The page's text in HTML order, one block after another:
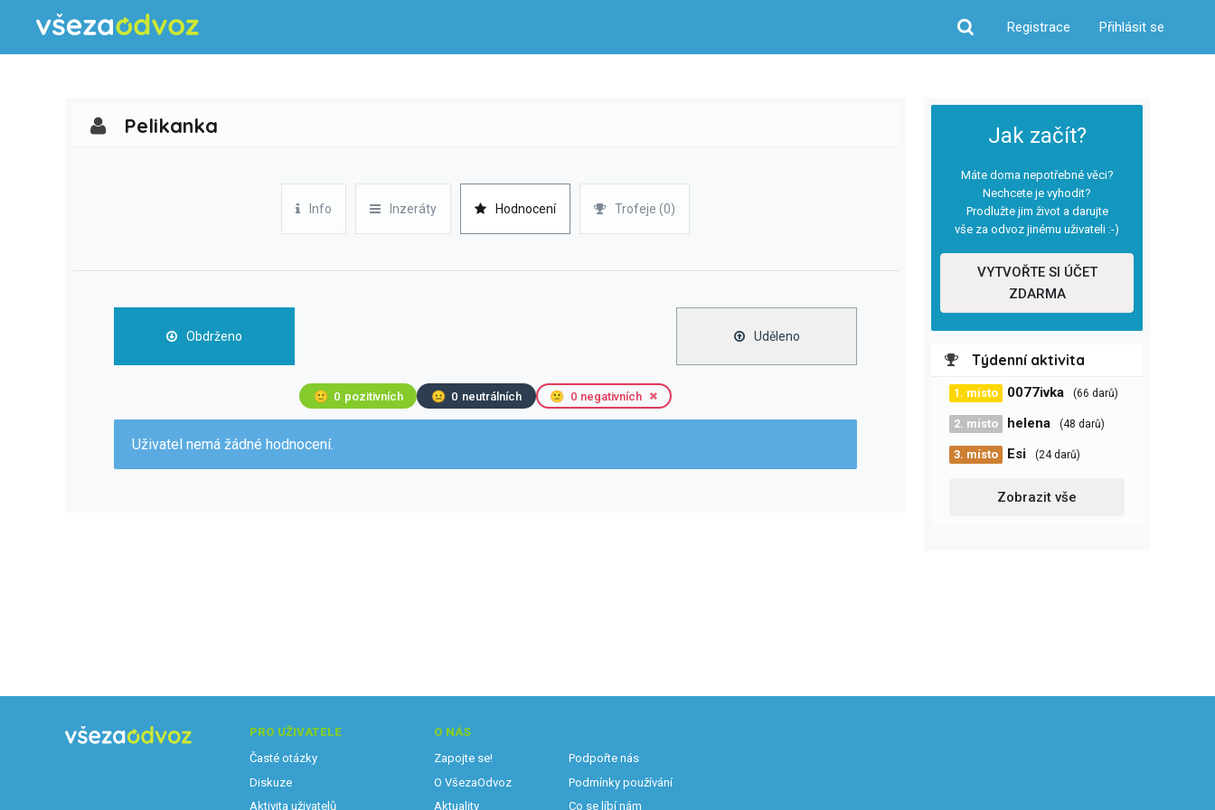
Hledat
Registrace Přihlásit se
Jak začít?
Máte doma nepotřebné věci?
Nechcete je vyhodit?
Prodlužte jim život a darujte
vše za odvoz jinému uživateli :-)
VYTVOŘTE SI ÚČET
ZDARMA
Týdenní aktivita
1. místo 0077ivka (66 darů)
2. místo helena (48 darů)
3. místo Esi (24 darů)
Zobrazit vše
Pelikanka
Info Inzeráty Hodnocení Trofeje (0)
Obdrženo Uděleno
🙂 0 pozitivních 😐 0 neutrálních 🙁 0 negativních
Uživatel nemá žádné hodnocení.
PRO UŽIVATELE
Časté otázky
Diskuze
Aktivita uživatelů
O NÁS
Zapojte se!
O VšezaOdvoz
Aktuality
Podpořte nás
Podmínky používání
Co se líbí nám